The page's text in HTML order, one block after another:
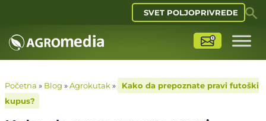
SVET POLJOPRIVREDE
Početna » Blog »Agrokutak »
Kako da prepoznate pravi futoški
kupus?